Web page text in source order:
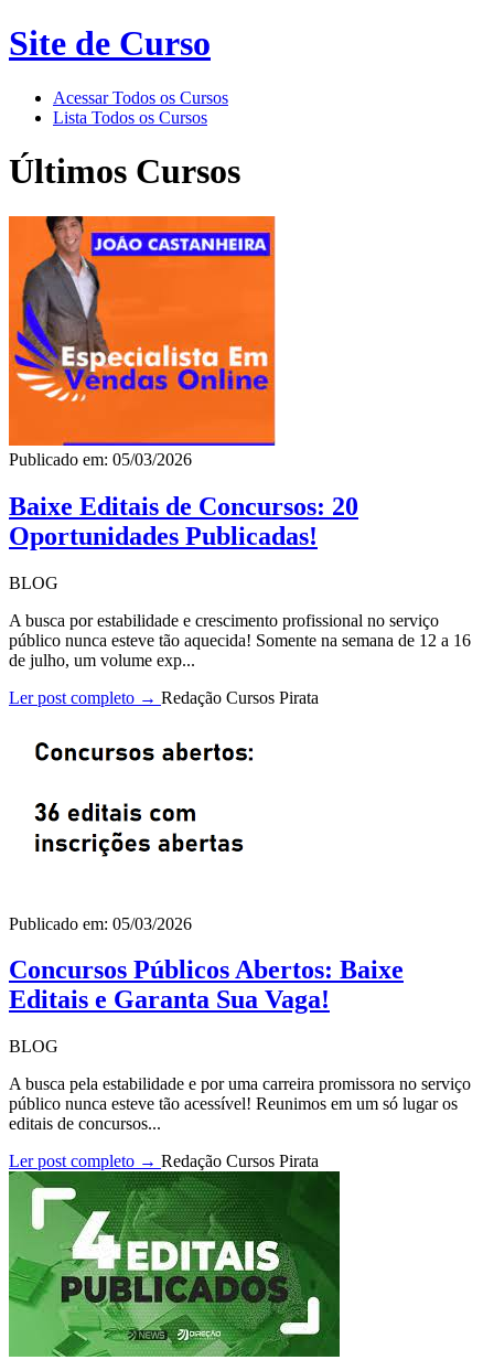
Site de Curso
Acessar Todos os Cursos
Lista Todos os Cursos
Últimos Cursos
Publicado em: 05/03/2026
Baixe Editais de Concursos: 20
Oportunidades Publicadas!
BLOG
A busca por estabilidade e crescimento profissional no serviço
público nunca esteve tão aquecida! Somente na semana de 12 a 16
de julho, um volume exp...
Ler post completo → Redação Cursos Pirata
Publicado em: 05/03/2026
Concursos Públicos Abertos: Baixe
Editais e Garanta Sua Vaga!
BLOG
A busca pela estabilidade e por uma carreira promissora no serviço
público nunca esteve tão acessível! Reunimos em um só lugar os
editais de concursos...
Ler post completo → Redação Cursos Pirata